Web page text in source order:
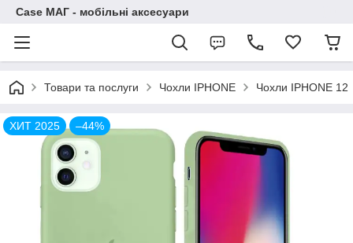
Case МАГ - мобільні аксесуари
Товари та послуги Чохли IPHONE Чохли IPHONE 12
ХИТ 2025 –44%